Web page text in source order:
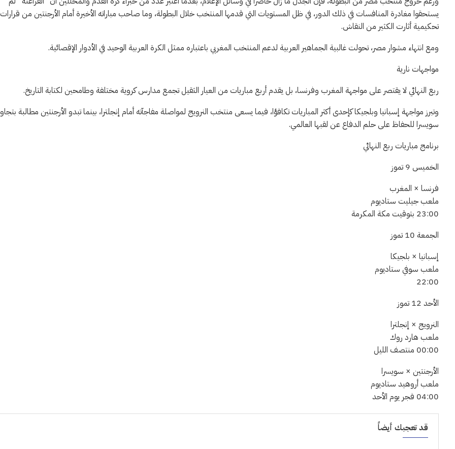
يستحقوا مغادرة المنافسات في ذلك الدور، في ظل المستويات التي قدمها المنتخب خلال البطولة، وما صاحب مباراته الأخيرة أمام الأرجنتين من قرارات
تحكيمية أثارت الكثير من النقاش.
ومع انتهاء مشوار مصر، تحولت غالبية الجماهير العربية لدعم المنتخب المغربي باعتباره ممثل الكرة العربية الوحيد في الأدوار الإقصائية.
مواجهات نارية
ربع النهائي لا يقتصر على مواجهة المغرب وفرنسا، بل يقدم أربع مباريات من العيار الثقيل تجمع مدارس كروية مختلفة وطامحين لكتابة التاريخ.
وتبرز مواجهة إسبانيا وبلجيكا كإحدى أكثر المباريات تكافؤا، فيما يسعى منتخب النرويج لمواصلة مفاجآته أمام إنجلترا، بينما تبدو الأرجنتين مطالبة
سويسرا للحفاظ على حلم الدفاع عن لقبها العالمي.
برنامج مباريات ربع النهائي
الخميس 9 تموز
فرنسا × المغرب
ملعب جيليت ستاديوم
23:00 بتوقيت مكة المكرمة
الجمعة 10 تموز
إسبانيا × بلجيكا
ملعب سوفي ستاديوم
22:00
الأحد 12 تموز
النرويج × إنجلترا
ملعب هارد روك
00:00 منتصف الليل
الأرجنتين × سويسرا
ملعب أروهيد ستاديوم
04:00 فجر يوم الأحد
قد تعجبك أيضاً